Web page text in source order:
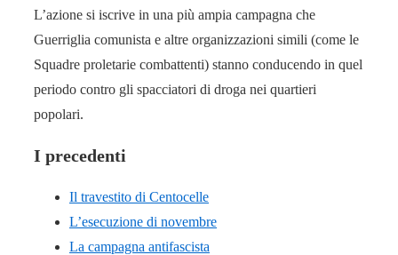
L’azione si iscrive in una più ampia campagna che
Guerriglia comunista e altre organizzazioni simili (come le
Squadre proletarie combattenti) stanno conducendo in quel
periodo contro gli spacciatori di droga nei quartieri
popolari.
I precedenti
Il travestito di Centocelle
L’esecuzione di novembre
La campagna antifascista